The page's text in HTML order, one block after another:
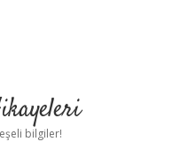
bilgiler!